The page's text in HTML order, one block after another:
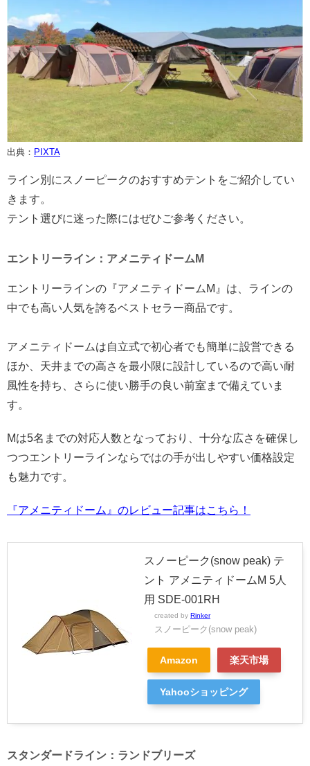
出典： PIXTA
ライン別にスノーピークのおすすめテントをご紹介してい
きます。
テント選びに迷った際にはぜひご参考ください。
エントリーライン：アメニティドームM
エントリーラインの『アメニティドームM』は、ラインの
中でも高い人気を誇るベストセラー商品です。
アメニティドームは自立式で初心者でも簡単に設営できる
ほか、天井までの高さを最小限に設計しているので高い耐
風性を持ち、さらに使い勝手の良い前室まで備えていま
す。
Mは5名までの対応人数となっており、十分な広さを確保し
つつエントリーラインならではの手が出しやすい価格設定
も魅力です。
『アメニティドーム』のレビュー記事はこちら！
スノーピーク(snow peak) テ
ント アメニティドームM 5人
用 SDE-001RH
created by Rinker
スノーピーク(snow peak)
Amazon 楽天市場
Yahooショッピング
スタンダードライン：ランドブリーズ